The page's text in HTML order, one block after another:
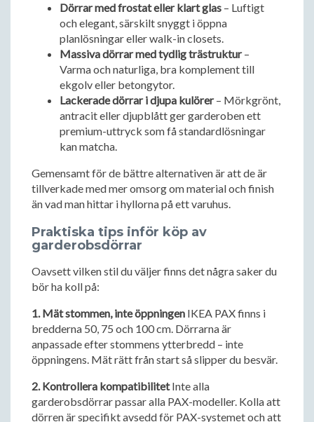
Dörrar med frostat eller klart glas – Luftigt
och elegant, särskilt snyggt i öppna
planlösningar eller walk-in closets.
Massiva dörrar med tydlig trästruktur–
Varma och naturliga, bra komplement till
ekgolv eller betongytor.
Lackerade dörrar i djupa kulörer– Mörkgrönt,
antracit eller djupblått ger garderoben ett
premium-uttryck som få standardlösningar
kan matcha.
Gemensamt för de bättre alternativen är att de är
tillverkade med mer omsorg om material och finish
än vad man hittar i hyllorna på ett varuhus.
Praktiska tips inför köp av
garderobsdörrar
Oavsett vilken stil du väljer finns det några saker du
bör ha koll på:
1. Mät stommen, inte öppningen IKEA PAX finns i
bredderna 50, 75 och 100 cm. Dörrarna är
anpassade efter stommens ytterbredd – inte
öppningens. Mät rätt från start så slipper du besvär.
2. Kontrollera kompatibilitetInte alla
garderobsdörrar passar alla PAX-modeller. Kolla att
dörren är specifikt avsedd för PAX-systemet och att